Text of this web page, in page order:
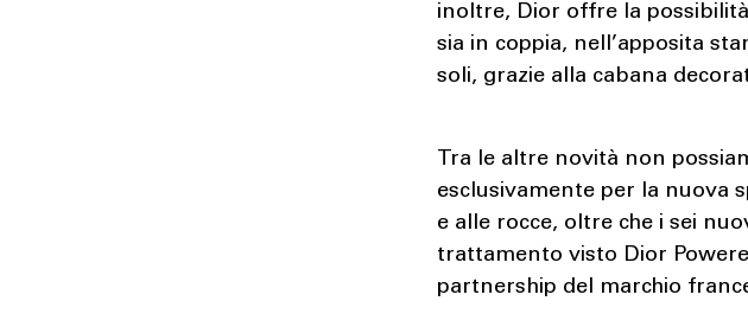
inoltre, Dior offre la
sia in coppia, nell’apposita
soli, grazie alla cabana
Tra le altre novità non
esclusivamente per la nuova
e alle rocce, oltre che i sei
trattamento visto Dior
partnership del marchio